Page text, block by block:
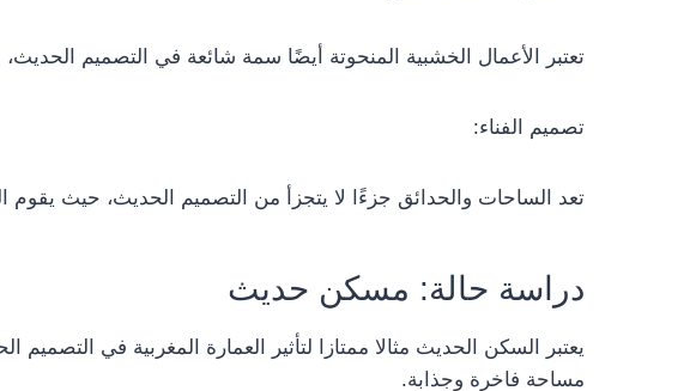
تعتبر الأعمال الخشبية المنحوتة أيضًا سمة شائعة في التصميم
تصميم الفناء:
تعد الساحات والحدائق جزءًا لا يتجزأ من التصميم الحديث، حيث يقوم
دراسة حالة: مسكن حديث
يعتبر السكن الحديث مثالا ممتازا لتأثير العمارة المغربية في
مساحة فاخرة وجذابة.